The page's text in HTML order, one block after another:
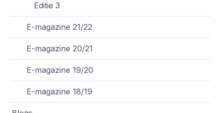
Editie 3
E-magazine 21/22
E-magazine 20/21
E-magazine 19/20
E-magazine 18/19